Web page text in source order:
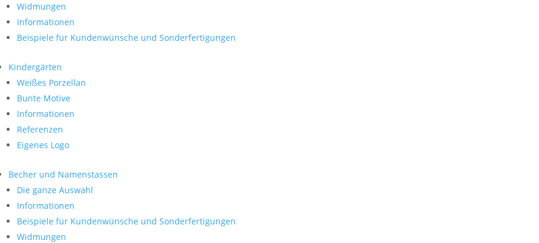
Widmungen
Informationen
Beispiele für Kundenwünsche und Sonderfertigungen
Kindergärten
Weißes Porzellan
Bunte Motive
Informationen
Referenzen
Eigenes Logo
Becher und Namenstassen
Die ganze Auswahl
Informationen
Beispiele für Kundenwünsche und Sonderfertigungen
Widmungen